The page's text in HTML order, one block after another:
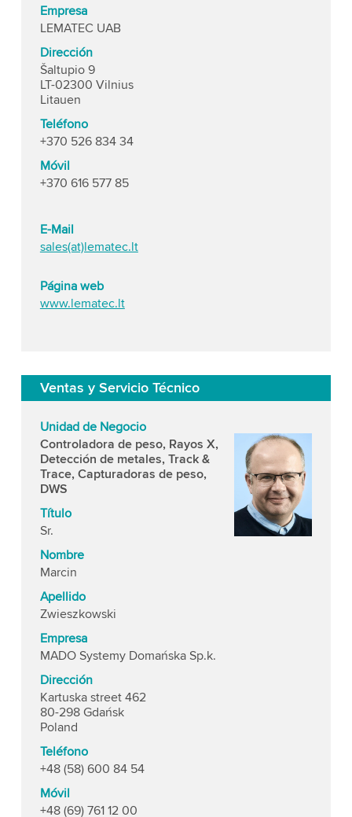
Empresa
LEMATEC UAB
Dirección
Šaltupio 9
LT-02300 Vilnius
Litauen
Teléfono
+370 526 834 34
Móvil
+370 616 577 85
E-Mail
sales(at)lematec.lt
Página web
www.lematec.lt
Ventas y Servicio Técnico
Unidad de Negocio
Controladora de peso, Rayos X,
Detección de metales, Track &
Trace, Capturadoras de peso,
DWS
Título
Sr.
Nombre
Marcin
Apellido
Zwieszkowski
Empresa
MADO Systemy Domańska Sp.k.
Dirección
Kartuska street 462
80-298 Gdańsk
Poland
Teléfono
+48 (58) 600 84 54
Móvil
+48 (69) 761 12 00